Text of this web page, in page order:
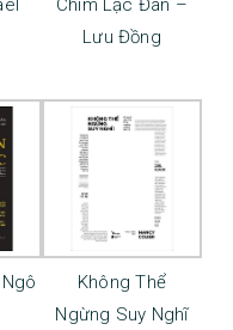
Chim Lạc Đàn –
Lưu Đồng
Không Thể
Ngừng Suy Nghĩ